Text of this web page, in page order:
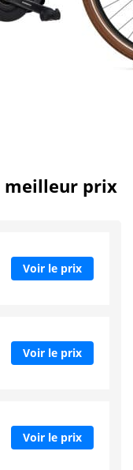
meilleur prix
Voir le prix
Voir le prix
Voir le prix